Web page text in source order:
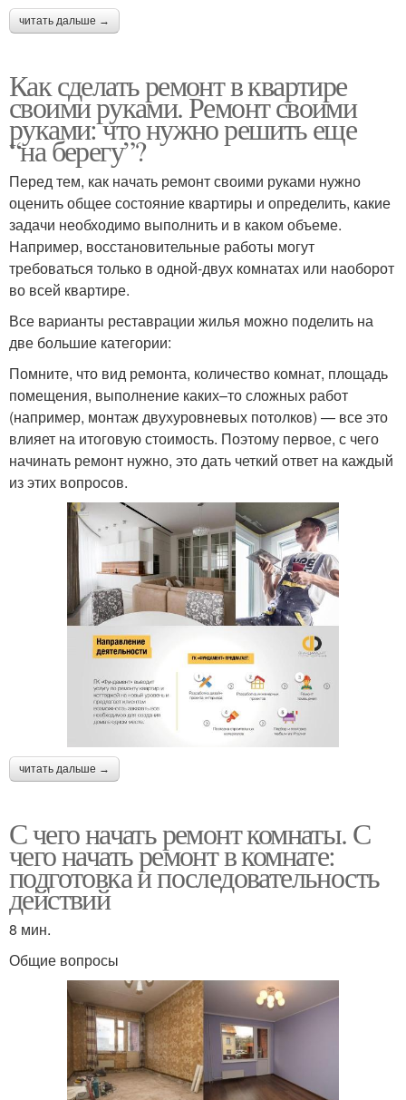
читать дальше →
Как сделать ремонт в квартире
своими руками. Ремонт своими
руками: что нужно решить еще
“на берегу”?
Перед тем, как начать ремонт своими руками нужно
оценить общее состояние квартиры и определить, какие
задачи необходимо выполнить и в каком объеме.
Например, восстановительные работы могут
требоваться только в одной-двух комнатах или наоборот
во всей квартире.
Все варианты реставрации жилья можно поделить на
две большие категории:
Помните, что вид ремонта, количество комнат, площадь
помещения, выполнение каких–то сложных работ
(например, монтаж двухуровневых потолков) — все это
влияет на итоговую стоимость. Поэтому первое, с чего
начинать ремонт нужно, это дать четкий ответ на каждый
из этих вопросов.
читать дальше →
С чего начать ремонт комнаты. С
чего начать ремонт в комнате:
подготовка и последовательность
действий
8 мин.
Общие вопросы